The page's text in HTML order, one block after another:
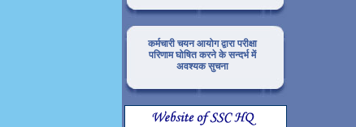
कर्मचारी चयन आयोग द्वारा परीक्षा
परिणाम घोषित करने के सन्दर्भ में
अवश्यक सुचना